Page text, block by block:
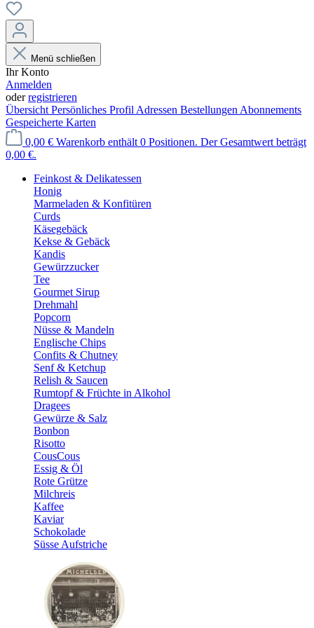
Menü schließen
Ihr Konto
Anmelden
oderregistrieren
Übersicht Persönliches Profil Adressen Bestellungen Abonnements
Gespeicherte Karten
0,00 € Warenkorb enthält 0 Positionen. Der Gesamtwert beträgt
0,00 €.
Feinkost & Delikatessen
Honig
Marmeladen & Konfitüren
Curds
Käsegebäck
Kekse & Gebäck
Kandis
Gewürzzucker
Tee
Gourmet Sirup
Drehmahl
Popcorn
Nüsse & Mandeln
Englische Chips
Confits & Chutney
Senf & Ketchup
Relish & Saucen
Rumtopf & Früchte in Alkohol
Dragees
Gewürze & Salz
Bonbon
Risotto
CousCous
Essig & Öl
Rote Grütze
Milchreis
Kaffee
Kaviar
Schokolade
Süsse Aufstriche